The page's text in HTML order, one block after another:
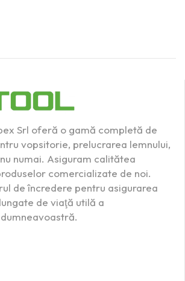
Srl oferă o gamă completă de
vopsitorie, prelucrarea lemnului,
numai. Asiguram calitătea
comercializate de noi.
de încredere pentru asigurarea
de viaţă utilă a